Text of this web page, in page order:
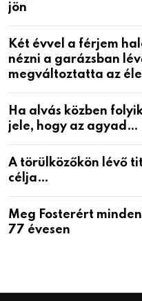
jön
Két évvel a férjem
nézni a garázsban
megváltoztatta az
Ha alvás közben
jele, hogy az agyad…
A törülközőkön lévő
célja…
Meg Fosterért
77 évesen